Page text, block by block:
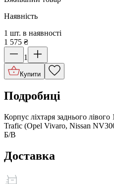
Наявність
1 шт. в наявності
1 575 ₴
1
Купити
Подробиці
Корпус ліхтаря заднього
Trafic (Opel Vivaro, Nissan
Б/В
Доставка